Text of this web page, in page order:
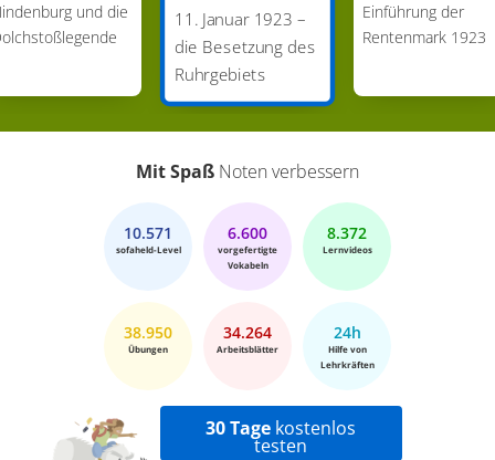
und die
11. Januar 1923 –
die Besetzung des
Ruhrgebiets
Einführung der
Rentenmark 1923
Mit Spaß Noten verbessern
10.571
sofaheld-Level
6.600
vorgefertigte
Vokabeln
8.372
Lernvideos
38.950
Übungen
34.264
Arbeitsblätter
24h
Hilfe von
Lehrkräften
30 Tage kostenlos
testen